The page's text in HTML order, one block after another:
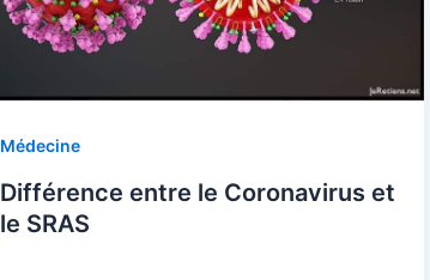
Médecine
Différence entre le Coronavirus et
le SRAS